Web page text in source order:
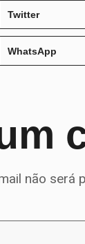
Twitter
WhatsApp
não será